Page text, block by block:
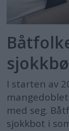
I starten av
med seg.
sjokkbot i